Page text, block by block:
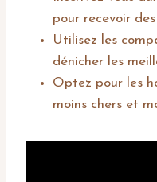
pour recevoir
Utilisez les
dénicher les
Optez pour les
moins chers et